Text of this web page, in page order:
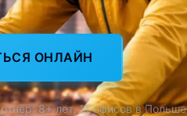
ОНЛАЙН
8+ лет, 11 офисов в Польше